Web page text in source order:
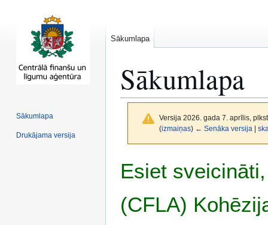
Sākumlapa
Versija 2026. gada 7. aprīlis,
(izmaiņas) ← Senāka versija
uz
uz
Esiet
(CFLA)
Sākumlapa
Sākumlapa
Drukājama versija